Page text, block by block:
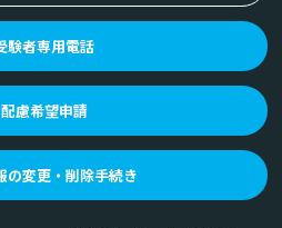
験者専用電話
配慮希望申請
の変更・削除手続き